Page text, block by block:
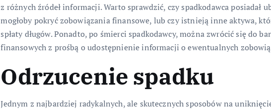
z różnych źródeł informacji. Warto sprawdzić, czy spadkodawca posiadał
mogłoby pokryć zobowiązania finansowe, lub czy istnieją inne aktywa,
spłaty długów. Ponadto, po śmierci spadkodawcy, można zwrócić się do
finansowych z prośbą o udostępnienie informacji o ewentualnych
Odrzucenie spadku
Jednym z najbardziej radykalnych, ale skutecznych sposobów na